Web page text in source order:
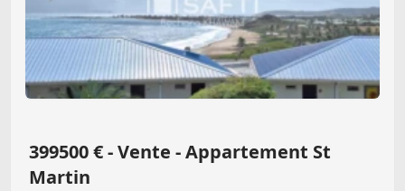
399500 € - Vente - Appartement St
Martin